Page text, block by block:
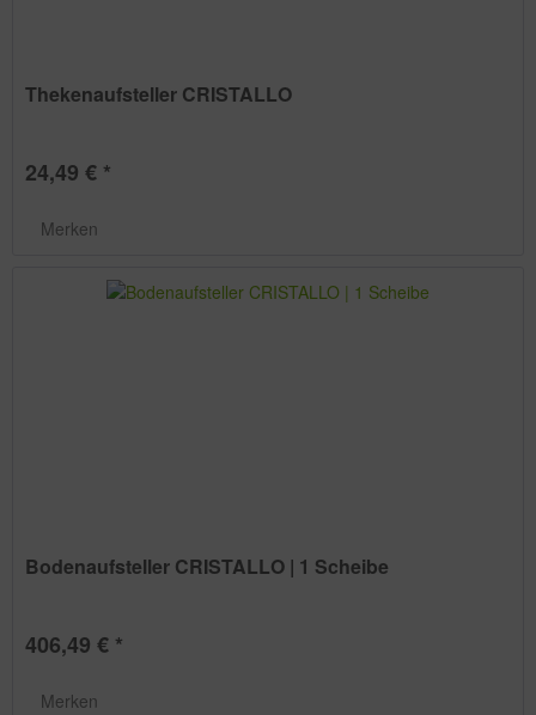
Thekenaufsteller CRISTALLO
24,49 € *
Merken
Bodenaufsteller CRISTALLO | 1 Scheibe
406,49 € *
Merken